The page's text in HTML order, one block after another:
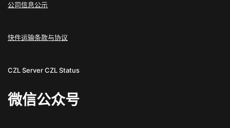
公司信息公示
快件运输条款与协议
CZL ServerCZL Status
微信公众号